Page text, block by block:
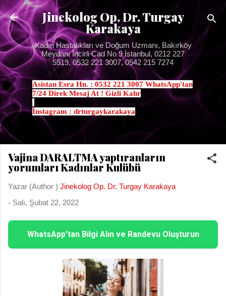
Ana içeriğe atla
Jinekolog Op. Dr. Turgay
Karakaya
Kadın Hastalıkları ve Doğum Uzmanı, Bakırköy
Meydanı İncirli Cad No 9 İstanbul, 0212 227
5519, 0532 221 3007, 0542 215 7274
Asistan Esra Hn. : 0532 221 3007 WhatsApp'tan
7/24 Direk Mesaj At ! Gizli Kalır
İnstagram : drturgaykarakaya
Vajina DARALTMA yaptıranların
yorumları Kadınlar Kulübü
Yazar (Author ) Jinekolog Op. Dr. Turgay Karakaya
- Salı, Şubat 22, 2022
WhatsApp'tan Bilgi Alın ve Randevu Oluşturun